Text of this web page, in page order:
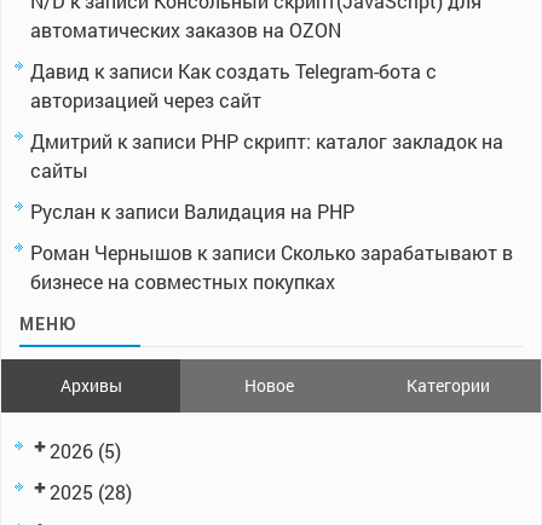
автоматических заказов на OZON
Давид к записи Как создать Telegram-бота с
авторизацией через сайт
Дмитрий к записи PHP скрипт: каталог закладок на
сайты
Руслан к записи Валидация на PHP
Роман Чернышов к записи Сколько зарабатывают в
бизнесе на совместных покупках
МЕНЮ
Архивы Новое Категории
2026 (5)
2025 (28)